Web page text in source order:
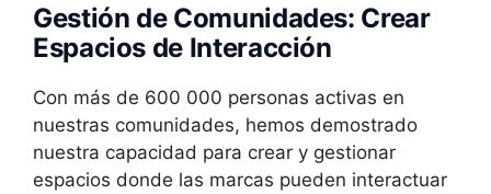
Gestión de Comunidades: Crear
Espacios de Interacción
Con más de 600 000 personas activas en
nuestras comunidades, hemos demostrado
nuestra capacidad para crear y gestionar
espacios donde las marcas pueden interactuar